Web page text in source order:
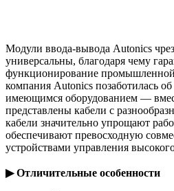
Модули ввода-вывода Autonics
универсальны, благодаря чему
функционирование
компания Autonics позаботилась
имеющимся оборудованием —
представлены кабели с
кабели значительно упрощают
обеспечивают превосходную
устройствами управления
▶ Отличительные особенности